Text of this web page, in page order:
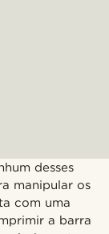
desses
manipular os
com uma
a barra